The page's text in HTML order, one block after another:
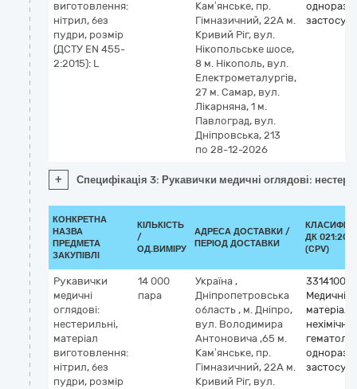
виготовлення:
нітрил, без
пудри, розмір
(ДСТУ EN 455-
2:2015): L
Кам’янське, пр.
Гімназичний, 22А м.
Кривий Ріг, вул.
Нікопольське шосе,
8 м. Нікополь, вул.
Електрометалургів,
27 м. Самар, вул.
Лікарняна, 1 м.
Павлоград, вул.
Дніпровська, 213
по 28-12-2026
+ Специфікація 3: Рукавички медичні оглядові:
КОНКРЕТНА
НАЗВА
ПРЕДМЕТА
ЗАКУПІВЛІ
КІЛЬКІСТЬ
/
ОД.ВИМІРУ
АДРЕСА ДОСТАВКИ /
ПЕРІОД ДОСТАВКИ
ДК 021:2015
(CPV)
Рукавички
медичні
оглядові:
нестерильні,
матеріал
виготовлення:
нітрил, без
пудри, розмір
14 000
пара
Україна ,
Дніпропетровська
область , м. Дніпро,
вул. Володимира
Антоновича ,65 м.
Кам’янське, пр.
Гімназичний, 22А м.
Кривий Ріг, вул.
Медичні
матеріали
нехімічні